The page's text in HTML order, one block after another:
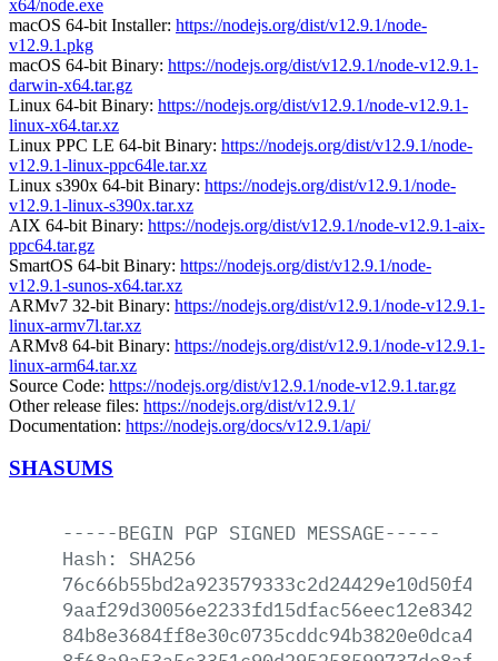
x64/node.exe
macOS 64-bit Installer: https://nodejs.org/dist/v12.9.1/node-
v12.9.1.pkg
macOS 64-bit Binary: https://nodejs.org/dist/v12.9.1/node-v12.9.1-
darwin-x64.tar.gz
Linux 64-bit Binary: https://nodejs.org/dist/v12.9.1/node-v12.9.1-
linux-x64.tar.xz
Linux PPC LE 64-bit Binary: https://nodejs.org/dist/v12.9.1/node-
v12.9.1-linux-ppc64le.tar.xz
Linux s390x 64-bit Binary: https://nodejs.org/dist/v12.9.1/node-
v12.9.1-linux-s390x.tar.xz
AIX 64-bit Binary: https://nodejs.org/dist/v12.9.1/node-v12.9.1-aix-
ppc64.tar.gz
SmartOS 64-bit Binary: https://nodejs.org/dist/v12.9.1/node-
v12.9.1-sunos-x64.tar.xz
ARMv7 32-bit Binary: https://nodejs.org/dist/v12.9.1/node-v12.9.1-
linux-armv7l.tar.xz
ARMv8 64-bit Binary: https://nodejs.org/dist/v12.9.1/node-v12.9.1-
linux-arm64.tar.xz
Source Code: https://nodejs.org/dist/v12.9.1/node-v12.9.1.tar.gz
Other release files: https://nodejs.org/dist/v12.9.1/
Documentation: https://nodejs.org/docs/v12.9.1/api/
SHASUMS
-----BEGIN PGP SIGNED MESSAGE-----
Hash:
SHA256